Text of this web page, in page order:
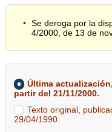
Se deroga por la
4/2000, de 13 de
Última
partir del 21/11/2000.
Texto original,
29/04/1990.